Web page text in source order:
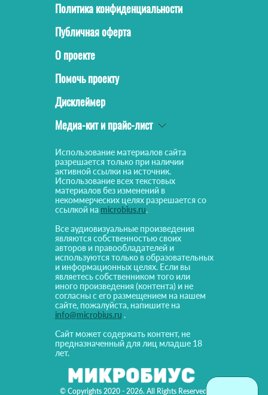
© Copyrights 2020 - 2026. All Rights Reserved!
Политика конфиденциальности
Публичная оферта
О проекте
Помочь проекту
Дисклеймер
Медиа-кит и прайс-лист
Использование материалов сайта
разрешается только при наличии
активной ссылки на источник.
Использование всех текстовых
материалов без изменений в
некоммерческих целях разрешается со
ссылкой на microbius.ru.
Все аудиовизуальные произведения
являются собственностью своих
авторов и правообладателей и
используются только в образовательных
и информационных целях. Если вы
являетесь собственником того или
иного произведения (контента) и не
согласны с его размещением на нашем
сайте, пожалуйста, напишите на
info@microbius.ru .
Сайт может содержать контент, не
предназначенный для лиц младше 18
лет.